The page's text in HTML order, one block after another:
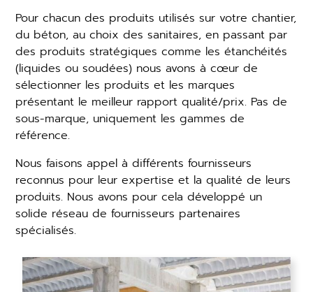
Pour chacun des produits utilisés sur votre chantier,
du béton, au choix des sanitaires, en passant par
des produits stratégiques comme les étanchéités
(liquides ou soudées) nous avons à cœur de
sélectionner les produits et les marques
présentant le meilleur rapport qualité/prix. Pas de
sous-marque, uniquement les gammes de
référence.
Nous faisons appel à différents fournisseurs
reconnus pour leur expertise et la qualité de leurs
produits. Nous avons pour cela développé un
solide réseau de fournisseurs partenaires
spécialisés.